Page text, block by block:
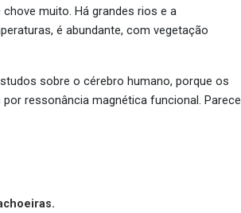
muito. Há grandes rios e a
é abundante, com vegetação
sobre o cérebro humano, porque os
ressonância magnética funcional. Parece